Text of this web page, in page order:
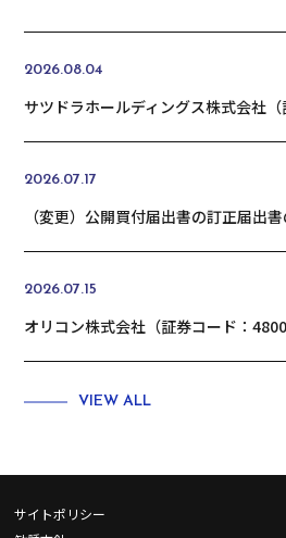
2026.08.04
2026.07.17
2026.07.15
VIEW ALL
サイトポリシー